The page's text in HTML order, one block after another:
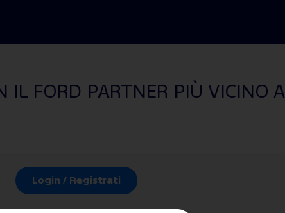
IL FORD PARTNER PIÙ VICINO A
Login / Registrati